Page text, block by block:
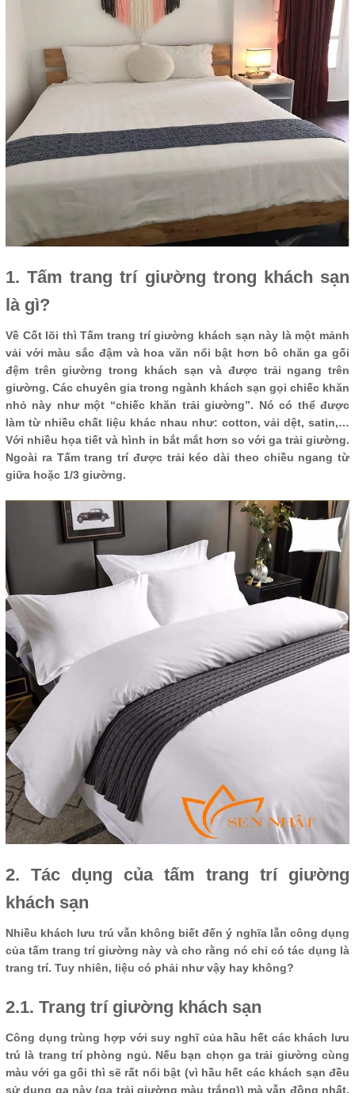
1. Tấm trang trí giường trong khách sạn
là gì?
Về Cốt lõi thì Tấm trang trí giường khách sạn này là một mảnh
vải với màu sắc đậm và hoa văn nổi bật hơn bô chăn ga gối
đệm trên giường trong khách sạn và được trải ngang trên
giường. Các chuyên gia trong ngành khách sạn gọi chiếc khăn
nhỏ này như một “chiếc khăn trải giường”. Nó có thể được
làm từ nhiều chất liệu khác nhau như: cotton, vải dệt, satin,…
Với nhiều họa tiết và hình in bắt mắt hơn so với ga trải giường.
Ngoài ra Tấm trang trí được trải kéo dài theo chiều ngang từ
giữa hoặc 1/3 giường.
2. Tác dụng của tấm trang trí giường
khách sạn
Nhiều khách lưu trú vẫn không biết đến ý nghĩa lẫn công dụng
của tấm trang trí giường này và cho rằng nó chỉ có tác dụng là
trang trí. Tuy nhiên, liệu có phải như vậy hay không?
2.1. Trang trí giường khách sạn
Công dụng trùng hợp với suy nghĩ của hầu hết các khách lưu
trú là trang trí phòng ngủ. Nếu bạn chọn ga trải giường cùng
màu với ga gối thì sẽ rất nổi bật (vì hầu hết các khách sạn đều
sử dụng ga này (ga trải giường màu trắng)) mà vẫn đồng nhất,